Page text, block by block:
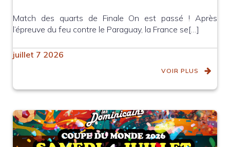
Match des quarts de Finale On est passé ! Après
l’épreuve du feu contre le Paraguay, la France se[…]
juillet 7 2026
VOIR PLUS